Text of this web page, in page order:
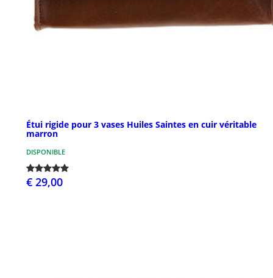
Étui rigide pour 3 vases Huiles Saintes en cuir véritable
marron
DISPONIBLE
€ 29,00